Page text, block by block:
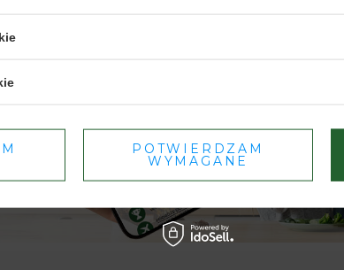
POTWIERDZAM
WYMAGANE